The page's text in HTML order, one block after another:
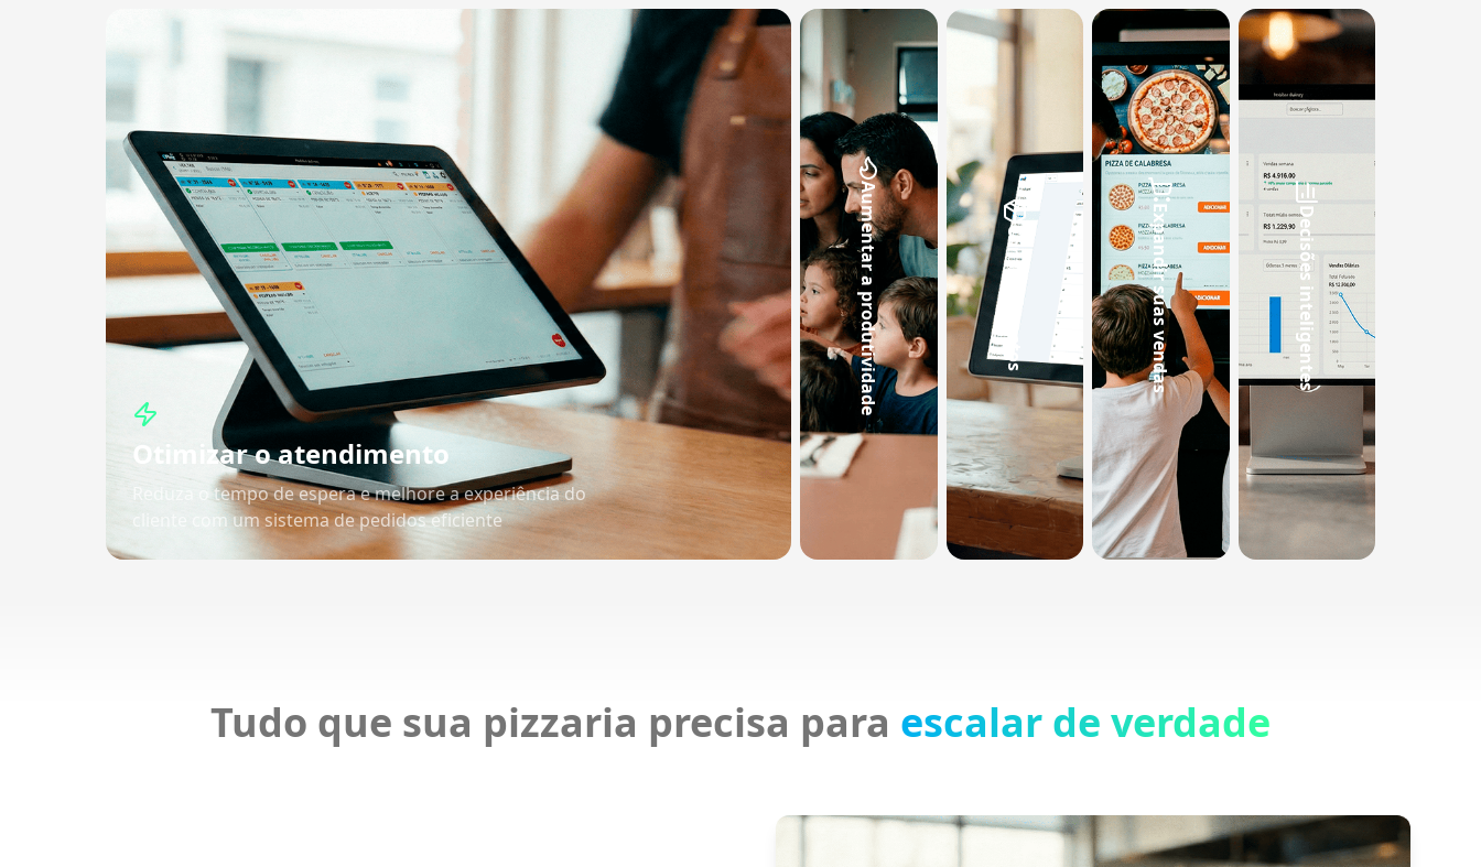
Otimizar o atendimento
Reduza o tempo de espera e melhore a experiência do
cliente com um sistema de pedidos eficiente
Aumentar a produtividade Controlar custos Expandir suas vendas Decisões inteligentes
Tudo que sua pizzaria precisa para escalar de verdade